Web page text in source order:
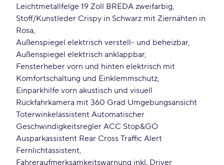
Leichtmetallfelge 19 Zoll BREDA zweifarbig
Stoff/Kunstleder Crispy in Schwarz mit Ziernähten in
Rosa
Außenspiegel elektrisch verstell- und beheizbar
Außenspiegel elektrisch anklappbar
Fensterheber vorn und hinten elektrisch mit
Komfortschaltung und Einklemmschutz
Einparkhilfe vorn akustisch und visuell
Rückfahrkamera mit 360 Grad Umgebungsansicht
Toterwinkelassistent Automatischer
Geschwindigkeitsregler ACC Stop&GO
Ausparkassistent Rear Cross Traffic Alert
Fernlichtassistent
Fahreraufmerksamkeitswarnung inkl. Driver